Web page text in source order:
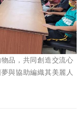
品，共同創造交流心
與協助編織其美麗人